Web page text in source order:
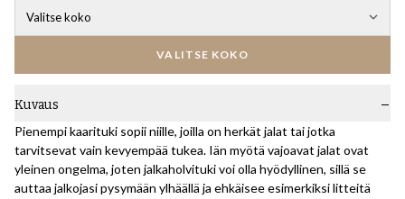
Valitse koko
VALITSE KOKO
Kuvaus
Pienempi kaarituki sopii niille, joilla on herkät jalat tai jotka
tarvitsevat vain kevyempää tukea. Iän myötä vajoavat jalat ovat
yleinen ongelma, joten jalkaholvituki voi olla hyödyllinen, sillä se
auttaa jalkojasi pysymään ylhäällä ja ehkäisee esimerkiksi litteitä